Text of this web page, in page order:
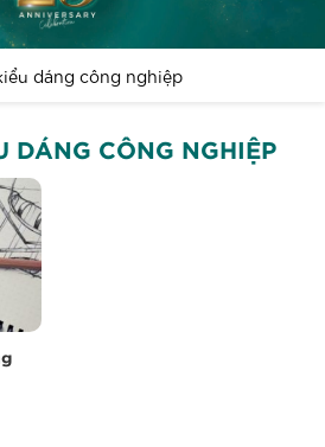
+
dáng công nghiệp
DÁNG CÔNG NGHIỆP